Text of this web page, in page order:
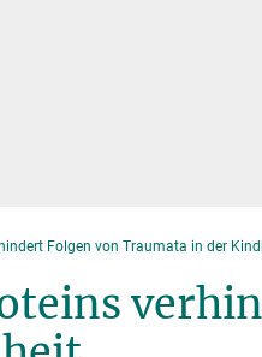
Folgen von Traumata in der